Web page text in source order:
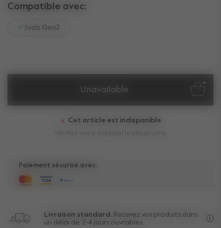
Compatible avec:
Joolz Geo2
Unavailable
Cet article est indisponible
Paiement sécurisé avec:
Livraison standard.
Recevez vos produits dans
un délai de 2-4 jours ouvrables.